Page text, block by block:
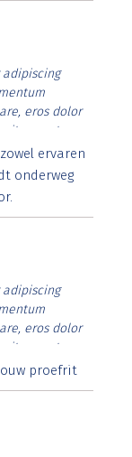
eros dolor
erat.
lorem
posuere.
ervaren
onderweg
eros dolor
erat.
lorem
proefrit